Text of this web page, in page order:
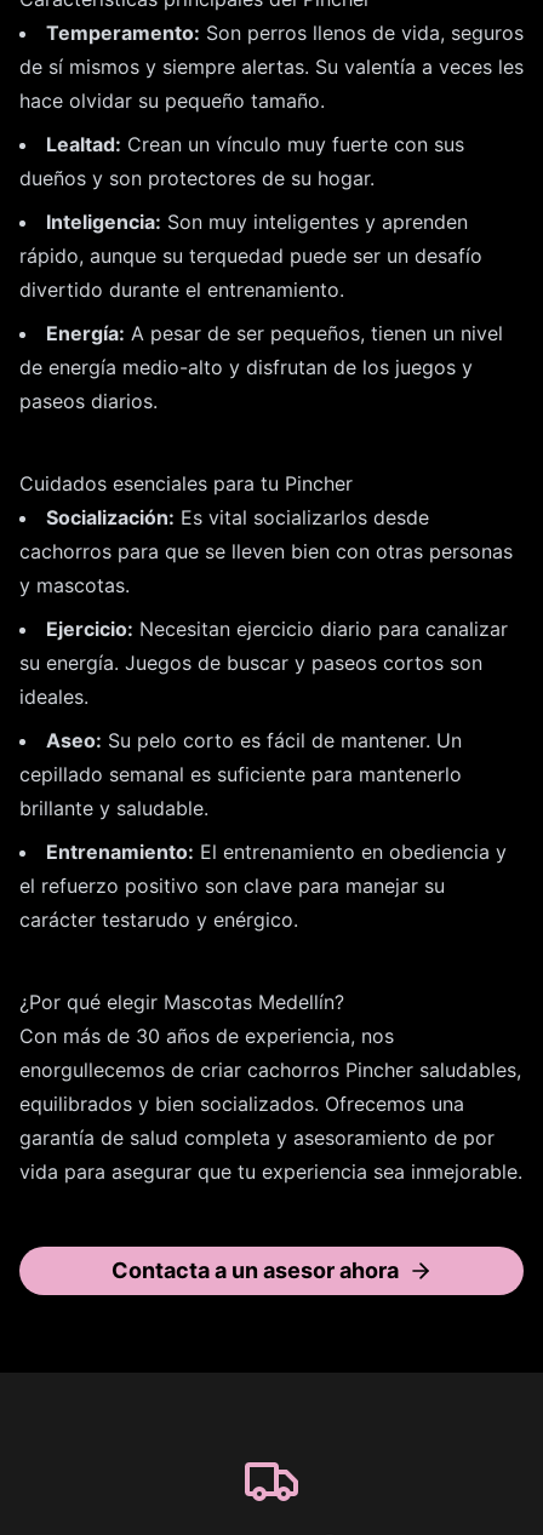
Temperamento: Son perros llenos de vida, seguros
de sí mismos y siempre alertas. Su valentía a veces les
hace olvidar su pequeño tamaño.
Lealtad: Crean un vínculo muy fuerte con sus
dueños y son protectores de su hogar.
Inteligencia: Son muy inteligentes y aprenden
rápido, aunque su terquedad puede ser un desafío
divertido durante el entrenamiento.
Energía: A pesar de ser pequeños, tienen un nivel
de energía medio-alto y disfrutan de los juegos y
paseos diarios.
Cuidados esenciales para tu Pincher
Socialización: Es vital socializarlos desde
cachorros para que se lleven bien con otras personas
y mascotas.
Ejercicio: Necesitan ejercicio diario para canalizar
su energía. Juegos de buscar y paseos cortos son
ideales.
Aseo: Su pelo corto es fácil de mantener. Un
cepillado semanal es suficiente para mantenerlo
brillante y saludable.
Entrenamiento: El entrenamiento en obediencia y
el refuerzo positivo son clave para manejar su
carácter testarudo y enérgico.
¿Por qué elegir Mascotas Medellín?
Con más de 30 años de experiencia, nos
enorgullecemos de criar cachorros Pincher saludables,
equilibrados y bien socializados. Ofrecemos una
garantía de salud completa y asesoramiento de por
vida para asegurar que tu experiencia sea inmejorable.
Contacta a un asesor ahora